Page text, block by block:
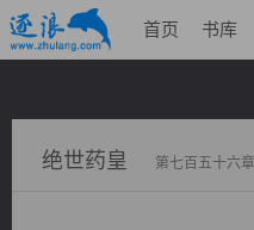
首页 书库
绝世药皇 第七百五十六